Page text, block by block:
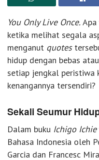
You Only Live Once. Apa
ketika melihat segala
menganut quotes
hidup dengan bebas
setiap jengkal peristiwa
kenangannya tersendiri?
Sekali Seumur
Dalam buku Ichigo Ichie
Bahasa Indonesia oleh
Garcia dan Francesc